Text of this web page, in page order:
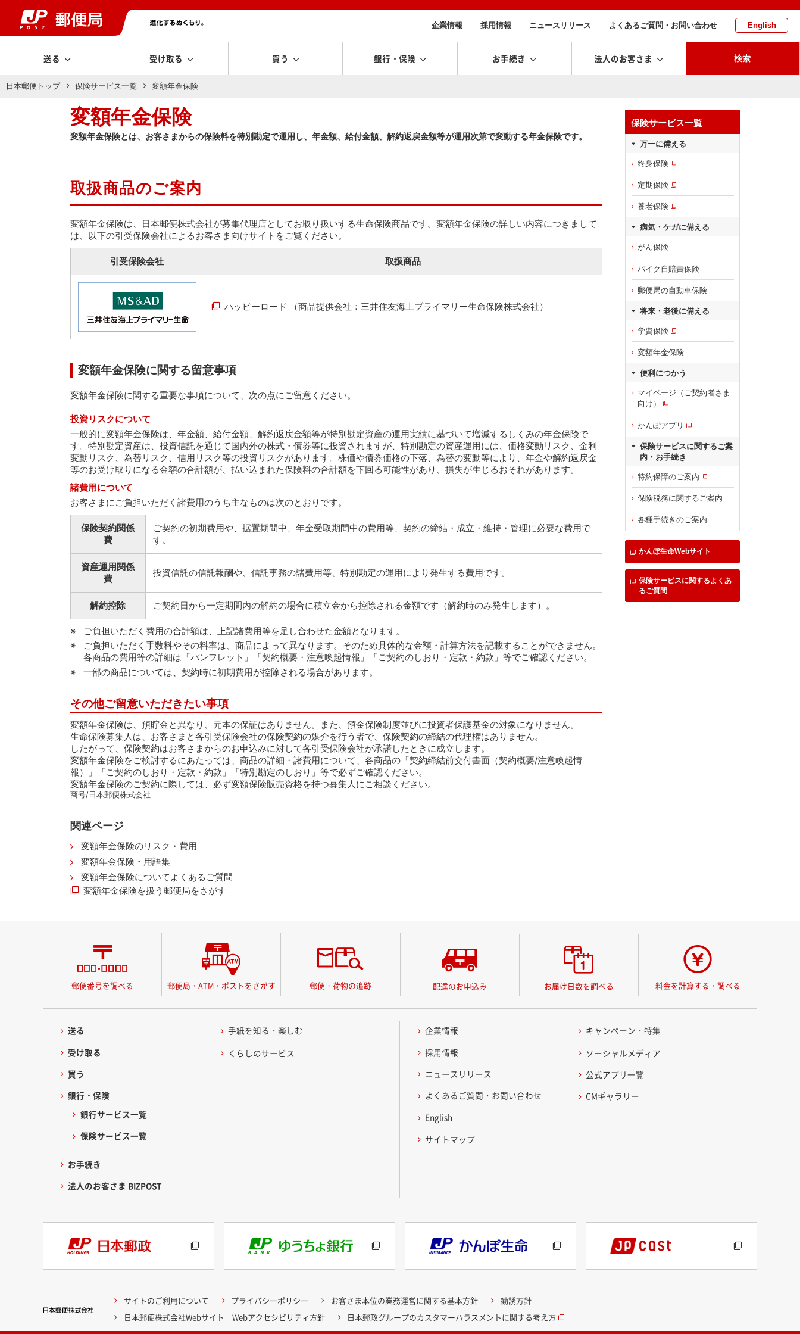
企業情報 採用情報 ニュースリリース よくあるご質問・お問い合わせ English
送る 受け取る 買う 銀行・保険 お手続き 法人のお客さま 検索
日本郵便トップ 保険サービス一覧 変額年金保険
変額年金保険
変額年金保険とは、お客さまからの保険料を特別勘定で運用し、年金額、給付金額、解約返戻金額等が運用次第で変動する年金保険です。
取扱商品のご案内
変額年金保険は、日本郵便株式会社が募集代理店としてお取り扱いする生命保険商品です。変額年金保険の詳しい内容につきまして
は、以下の引受保険会社によるお客さま向けサイトをご覧ください。
引受保険会社 取扱商品
ハッピーロード （商品提供会社：三井住友海上プライマリー生命保険株式会社）
変額年金保険に関する留意事項
変額年金保険に関する重要な事項について、次の点にご留意ください。
投資リスクについて
一般的に変額年金保険は、年金額、給付金額、解約返戻金額等が特別勘定資産の運用実績に基づいて増減するしくみの年金保険で
す。特別勘定資産は、投資信託を通じて国内外の株式・債券等に投資されますが、特別勘定の資産運用には、価格変動リスク、金利
変動リスク、為替リスク、信用リスク等の投資リスクがあります。株価や債券価格の下落、為替の変動等により、年金や解約返戻金
等のお受け取りになる金額の合計額が、払い込まれた保険料の合計額を下回る可能性があり、損失が生じるおそれがあります。
諸費用について
お客さまにご負担いただく諸費用のうち主なものは次のとおりです。
保険契約関係
費
ご契約の初期費用や、据置期間中、年金受取期間中の費用等、契約の締結・成立・維持・管理に必要な費用で
す。
資産運用関係
費
投資信託の信託報酬や、信託事務の諸費用等、特別勘定の運用により発生する費用です。
解約控除 ご契約日から一定期間内の解約の場合に積立金から控除される金額です（解約時のみ発生します）。
ご負担いただく費用の合計額は、上記諸費用等を足し合わせた金額となります。
ご負担いただく手数料やその料率は、商品によって異なります。そのため具体的な金額・計算方法を記載することができません。
各商品の費用等の詳細は「パンフレット」「契約概要・注意喚起情報」「ご契約のしおり・定款・約款」等でご確認ください。
一部の商品については、契約時に初期費用が控除される場合があります。
その他ご留意いただきたい事項
変額年金保険は、預貯金と異なり、元本の保証はありません。また、預金保険制度並びに投資者保護基金の対象になりません。
生命保険募集人は、お客さまと各引受保険会社の保険契約の媒介を行う者で、保険契約の締結の代理権はありません。
したがって、保険契約はお客さまからのお申込みに対して各引受保険会社が承諾したときに成立します。
変額年金保険をご検討するにあたっては、商品の詳細・諸費用について、各商品の「契約締結前交付書面（契約概要/注意喚起情
報）」「ご契約のしおり・定款・約款」「特別勘定のしおり」等で必ずご確認ください。
変額年金保険のご契約に際しては、必ず変額保険販売資格を持つ募集人にご相談ください。
商号/日本郵便株式会社
関連ページ
変額年金保険のリスク・費用
変額年金保険・用語集
変額年金保険についてよくあるご質問
変額年金保険を扱う郵便局をさがす
保険サービス一覧
万一に備える
終身保険
定期保険
養老保険
病気・ケガに備える
がん保険
バイク自賠責保険
郵便局の自動車保険
将来・老後に備える
学資保険
変額年金保険
便利につかう
マイページ（ご契約者さま
向け）
かんぽアプリ
保険サービスに関するご案
内・お手続き
特約保障のご案内
保険税務に関するご案内
各種手続きのご案内
かんぽ生命Webサイト
保険サービスに関するよくあ
るご質問
郵便番号を調べる 郵便局・ATM・ポストをさがす 郵便・荷物の追跡 配達のお申込み お届け日数を調べる 料金を計算する・調べる
送る
受け取る
買う
銀行・保険
銀行サービス一覧
保険サービス一覧
お手続き
法人のお客さま BIZPOST
手紙を知る・楽しむ
くらしのサービス
企業情報
採用情報
ニュースリリース
よくあるご質問・お問い合わせ
English
サイトマップ
キャンペーン・特集
ソーシャルメディア
公式アプリ一覧
CMギャラリー
サイトのご利用について プライバシーポリシー お客さま本位の業務運営に関する基本方針
勧誘方針
日本郵便株式会社Webサイト Webアクセシビリティ方針
日本郵政グループのカスタマーハラスメントに関する考え方